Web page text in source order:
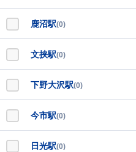
鹿沼駅(0)
文挟駅(0)
下野大沢駅(0)
今市駅(0)
日光駅(0)